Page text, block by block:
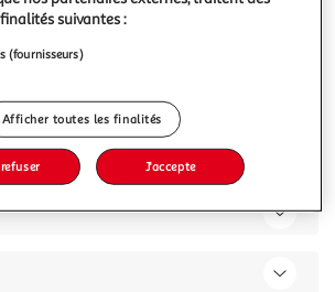
suivantes :
(fournisseurs)
Afficher toutes les finalités
J'accepte